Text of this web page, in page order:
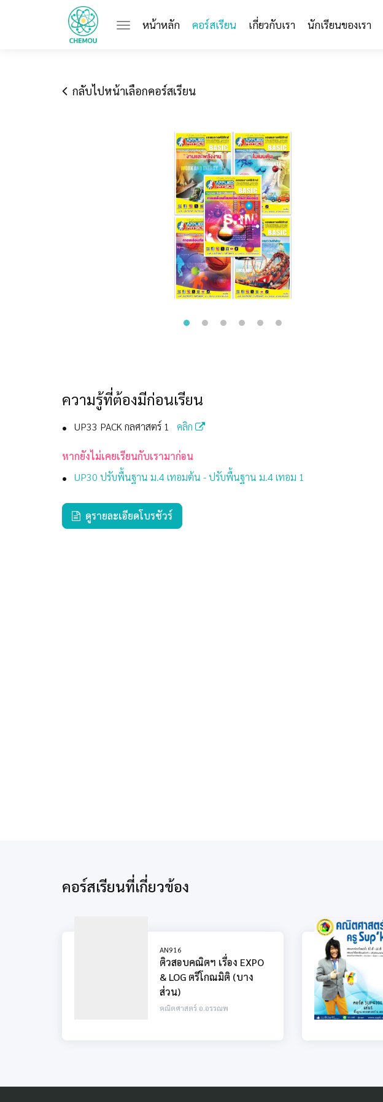
หน้าหลัก(current)
คอร์สเรียน เกี่ยวกับเรา นักเรียนของเรา
กลับไปหน้าเลือกคอร์สเรียน
ความรู้ที่ต้องมีก่อนเรียน
UP33 PACK กลศาสตร์ 1 คลิก
หากยังไม่เคยเรียนกับเรามาก่อน
UP30 ปรับพื้นฐาน ม.4 เทอมต้น - ปรับพื้นฐาน ม.4 เทอม 1
ดูรายละเอียดโบรชัวร์
คอร์สเรียนที่เกี่ยวข้อง
AN916
ติวสอบคณิตฯ เรื่อง EXPO
& LOG ตรีโกณมิติ (บาง
ส่วน)
คณิตศาสตร์ อ.อรรณพ